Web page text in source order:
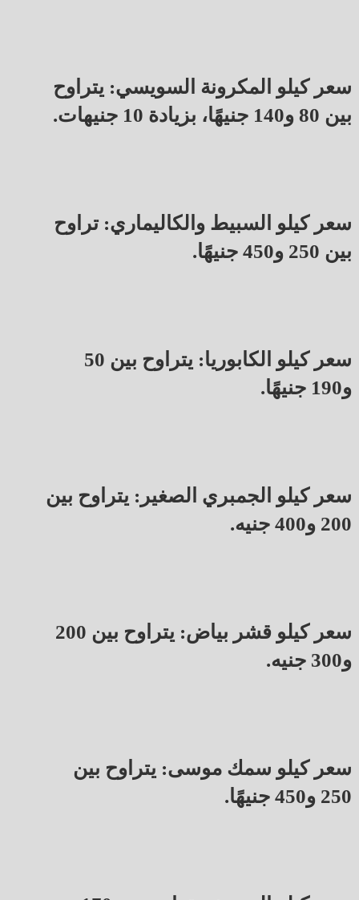
سعر كيلو المكرونة السويسي: يتراوح
بين 80 و140 جنيهًا، بزيادة 10 جنيهات.
سعر كيلو السبيط والكاليماري: تراوح
بين 250 و450 جنيهًا.
سعر كيلو الكابوريا: يتراوح بين 50
و190 جنيهًا.
سعر كيلو الجمبري الصغير: يتراوح بين
200 و400 جنيه.
سعر كيلو قشر بياض: يتراوح بين 200
و300 جنيه.
سعر كيلو سمك موسى: يتراوح بين
250 و450 جنيهًا.